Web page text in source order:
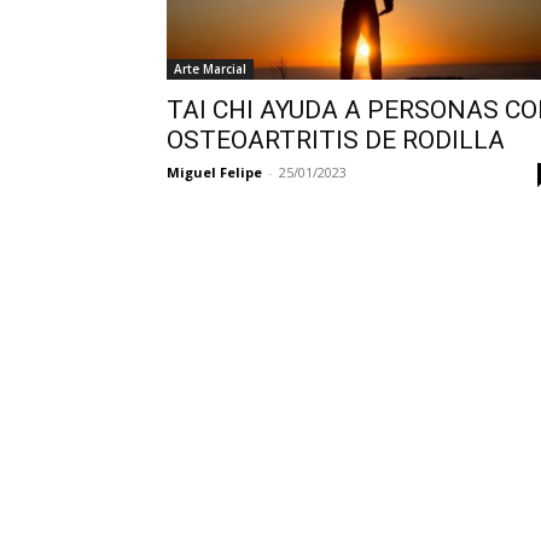
Arte Marcial
TAI CHI AYUDA A PERSONAS
OSTEOARTRITIS DE RODILLA
Miguel Felipe - 25/01/2023